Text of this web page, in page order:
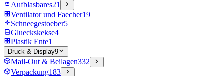
Aufblasbares21
Ventilator und Faecher19
Schneegestoeber5
Glueckskekse4
Plastik Ente1
Druck & Display9
Mail-Out & Beilagen332
Verpackung183